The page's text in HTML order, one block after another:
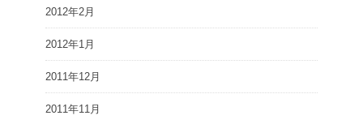
2012年2月
2012年1月
2011年12月
2011年11月